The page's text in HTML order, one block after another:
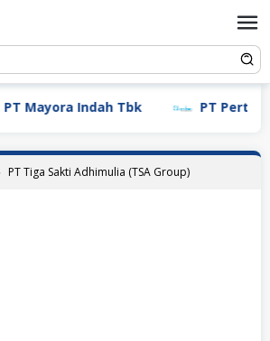
Indah Tbk PT Pertiwi
PT Tiga Sakti Adhimulia (TSA Group)